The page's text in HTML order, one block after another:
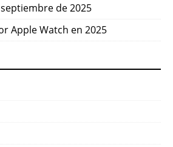
de 2025
Apple Watch en 2025